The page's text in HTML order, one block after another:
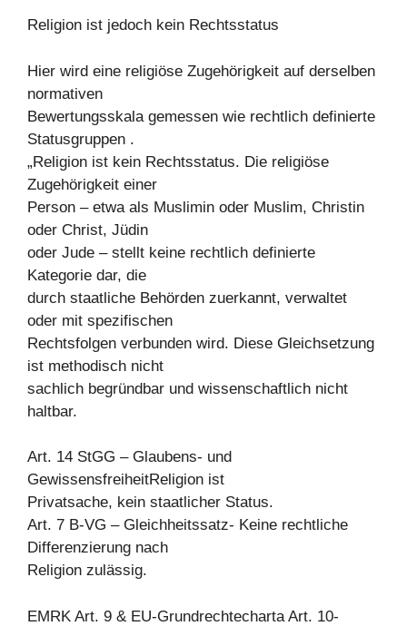
Religion ist jedoch kein Rechtsstatus
Hier wird eine religiöse Zugehörigkeit auf derselben
normativen
Bewertungsskala gemessen wie rechtlich definierte
Statusgruppen .
„Religion ist kein Rechtsstatus. Die religiöse
Zugehörigkeit einer
Person – etwa als Muslimin oder Muslim, Christin
oder Christ, Jüdin
oder Jude – stellt keine rechtlich definierte
Kategorie dar, die
durch staatliche Behörden zuerkannt, verwaltet
oder mit spezifischen
Rechtsfolgen verbunden wird. Diese Gleichsetzung
ist methodisch nicht
sachlich begründbar und wissenschaftlich nicht
haltbar.
Art. 14 StGG – Glaubens- und
GewissensfreiheitReligion ist
Privatsache, kein staatlicher Status.
Art. 7 B-VG – Gleichheitssatz- Keine rechtliche
Differenzierung nach
Religion zulässig.
EMRK Art. 9 & EU-Grundrechtecharta Art. 10-